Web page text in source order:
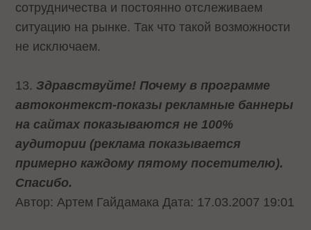
сотрудничества и постоянно отслеживаем
ситуацию на рынке. Так что такой возможности
не исключаем.
13.Здравствуйте! Почему в программе
автоконтекст-показы рекламные баннеры
на сайтах показываются не 100%
аудитории (реклама показывается
примерно каждому пятому посетителю).
Спасибо.
Автор: Артем Гайдамака Дата: 17.03.2007 19:01